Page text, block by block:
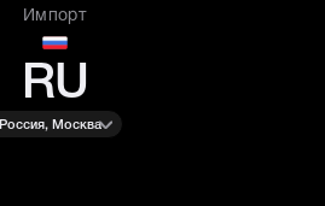
Импорт
RU
Россия, Москва